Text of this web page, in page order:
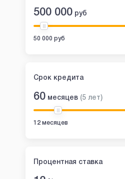
500 000 руб
50 000 руб
Срок кредита
60 месяцев (5 лет)
12 месяцев
Процентная ставка